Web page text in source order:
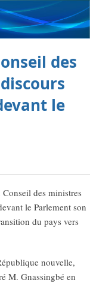
des
le
des ministres
le Parlement son
du pays vers
nouvelle,
M. Gnassingbé en